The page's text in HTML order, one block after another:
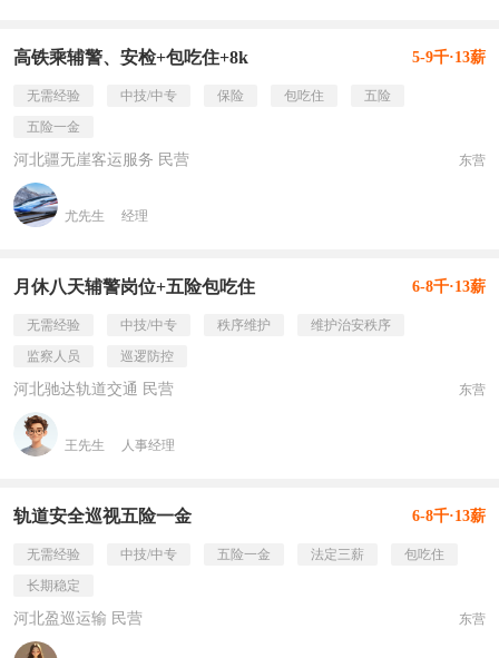
高铁乘辅警、安检+包吃住+8k 5-9千·13薪
无需经验 中技/中专 保险 包吃住
五险
五险一金
河北疆无崖客运服务 民营 东营
尤先生 经理
月休八天辅警岗位+五险包吃住 6-8千·13薪
无需经验 中技/中专 秩序维护
维护治安秩序
监察人员
巡逻防控
河北驰达轨道交通 民营 东营
王先生 人事经理
轨道安全巡视五险一金 6-8千·13薪
无需经验 中技/中专 五险一金 法定三薪
包吃住
长期稳定
河北盈巡运输 民营 东营